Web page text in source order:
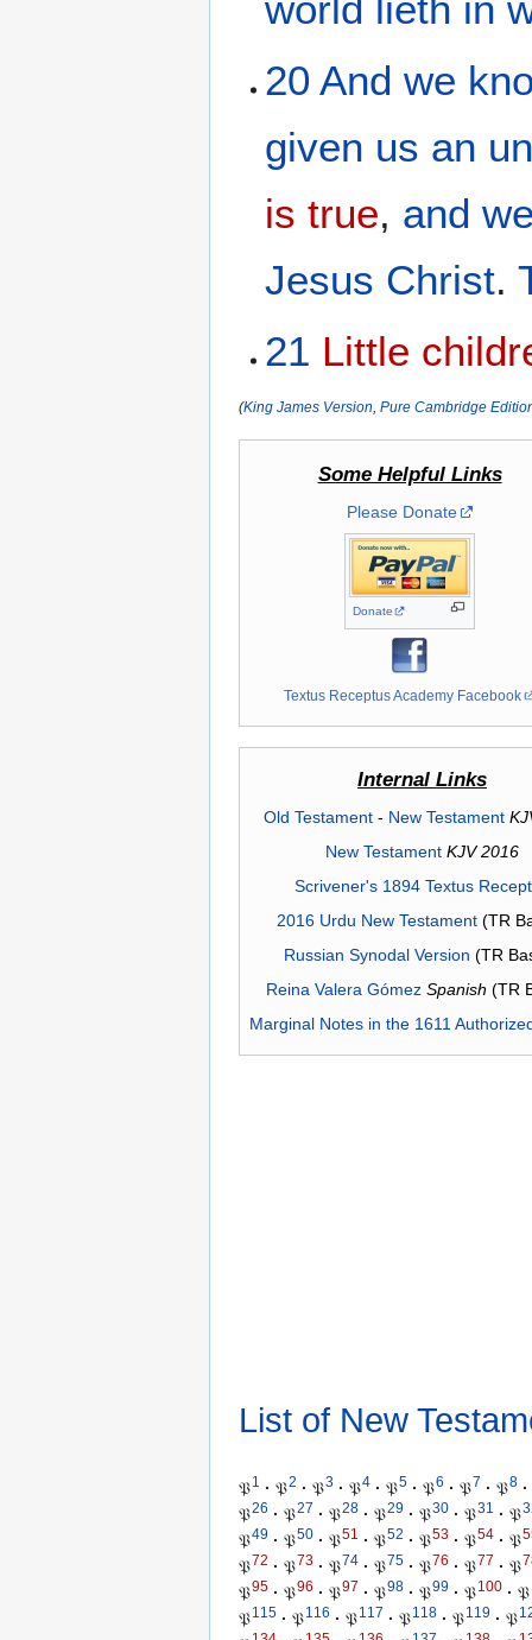
20 And we
given us an
is true, and
Jesus Christ.
21 Little
(King James Version Pure Cambridge
Some Helpful Links
Please Donate
Donate
Textus Receptus Academy Facebook
Internal Links
Old Testament- New Testament
New Testament KJV 2016
Scrivener's 1894 Textus
2016 Urdu New Testament(TR
Russian Synodal Version (TR
Reina Valera Gómez Spanish (TR
Marginal Notes in the 1611
List of New
𝔓1 · 𝔓2 · 𝔓3 · 𝔓4 · 𝔓5 · 𝔓6 · 𝔓7 · 𝔓8 ·
𝔓26 · 𝔓27 · 𝔓28 · 𝔓29 · 𝔓30 · 𝔓31 · 𝔓
𝔓49 · 𝔓50 · 𝔓51 · 𝔓52 · 𝔓53 · 𝔓54 · 𝔓
𝔓72 · 𝔓73 · 𝔓74 · 𝔓75 · 𝔓76 · 𝔓77 · 𝔓
𝔓95 · 𝔓96 · 𝔓97 · 𝔓98 · 𝔓99 · 𝔓100 · 𝔓
𝔓115 · 𝔓116 · 𝔓117 · 𝔓118 · 𝔓119 · 𝔓